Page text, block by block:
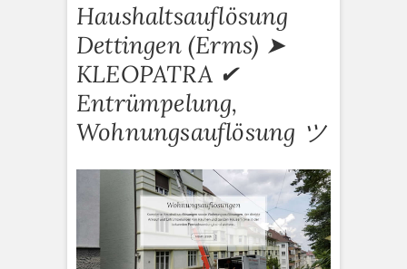
Haushaltsauflösung
Dettingen (Erms) ➤
KLEOPATRA ✔
Entrümpelung,
Wohnungsauflösung ツ